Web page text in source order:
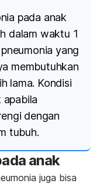
pada anak
dalam waktu 1
yang
membutuhkan
lama. Kondisi
apabila
dengan
tubuh.
anak
juga bisa